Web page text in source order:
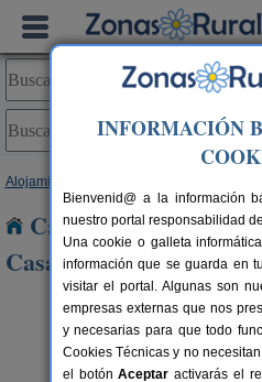
Alojamientos
Casas Rurales cerca
Casas
INFORMACIÓN
Bienvenid@ a la información
nuestro portal responsabilidad de
Una cookie o galleta
información que se guarda en
visitar el portal. Algunas son
empresas externas que nos
y necesarias para que todo
Cookies Técnicas y no
el botónAceptar activarás el